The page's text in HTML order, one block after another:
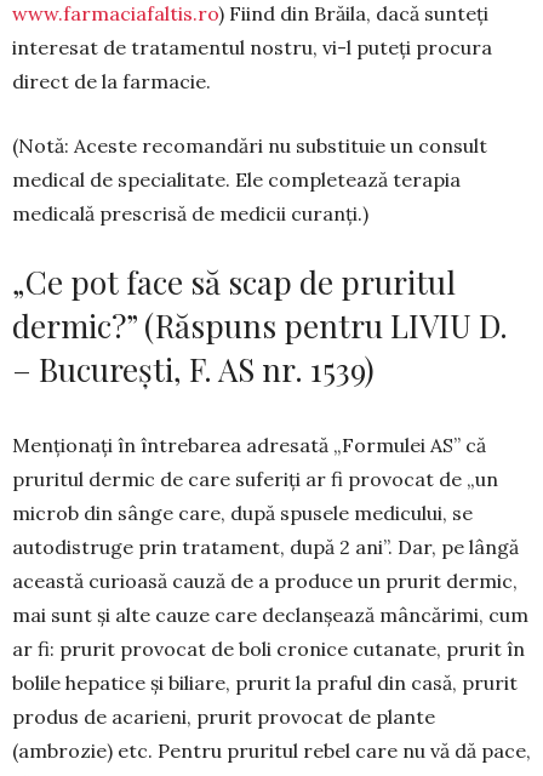
www.farmaciafaltis.ro) Fiind din Brăila, dacă sunteți
interesat de tratamentul nostru, vi-l puteți procura
direct de la farmacie.
(Notă: Aceste recomandări nu substituie un consult
medical de specialitate. Ele completează terapia
medicală pre­scrisă de medicii cu­ranți.)
„Ce pot face să scap de pruritul
dermic?” (Răspuns pentru LIVIU D.
– București, F. AS nr. 1539)
Menționați în întrebarea adresată „Formulei AS” că
pruritul dermic de care suferiți ar fi pro­vocat de „un
microb din sânge care, după spusele medicului, se
autodistruge prin tratament, după 2 ani”. Dar, pe lângă
această curioasă cauză de a produce un prurit dermic,
mai sunt și alte cauze care declanșează mâncărimi, cum
ar fi: prurit pro­vocat de boli cronice cutanate, prurit în
bolile hepa­tice și biliare, prurit la praful din casă, prurit
produs de acarieni, prurit provocat de plante
(ambrozie) etc. Pentru pruritul rebel care nu vă dă pace,